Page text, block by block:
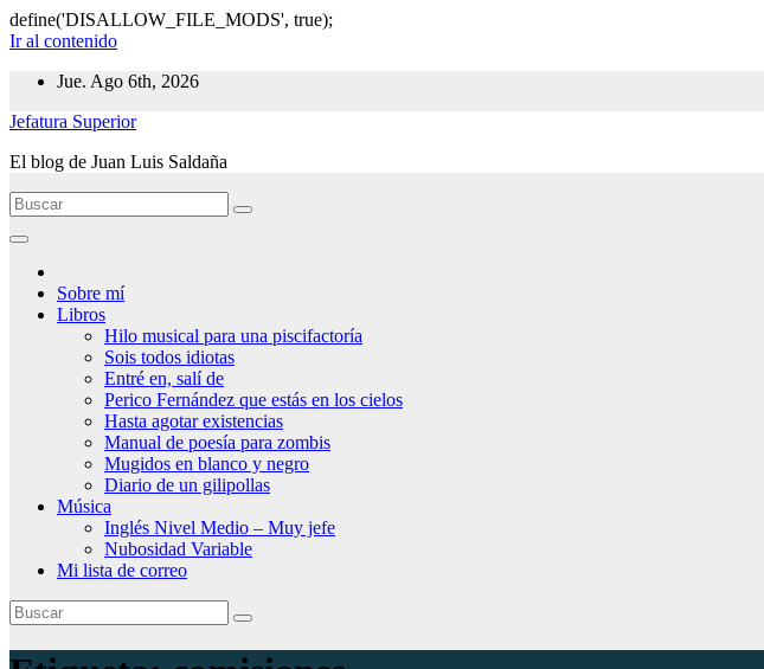
define('DISALLOW_FILE_MODS', true);
Ir al contenido
Jue. Ago 6th, 2026
Jefatura Superior
El blog de Juan Luis Saldaña
Sobre mí
Libros
Hilo musical para una piscifactoría
Sois todos idiotas
Entré en, salí de
Perico Fernández que estás en los cielos
Hasta agotar existencias
Manual de poesía para zombis
Mugidos en blanco y negro
Diario de un gilipollas
Música
Inglés Nivel Medio – Muy jefe
Nubosidad Variable
Mi lista de correo